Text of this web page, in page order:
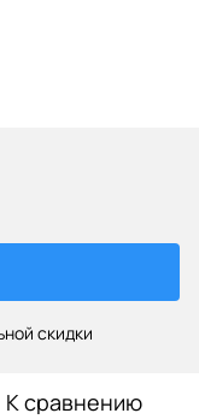
скидки
К сравнению